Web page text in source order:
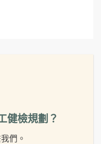
健檢規劃？
們。